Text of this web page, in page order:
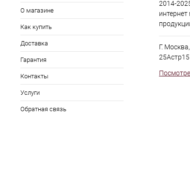
О магазине
Как купить
Доставка
Гарантия
Контакты
Услуги
Обратная связь
2014-
Г.
25Астр15